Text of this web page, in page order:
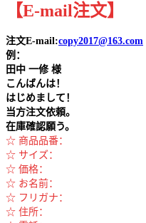
【E-mail注文】
注文E-mail:copy2017@163.com
例：
田中 一修 様
こんばんは！
はじめまして！
当方注文依頼。
在庫確認願う。
☆ 商品品番：
☆ サイズ：
☆ 価格：
☆ お名前：
☆ フリガナ：
☆ 住所：